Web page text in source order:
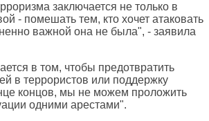
заключается не только в
- помешать тем, кто хочет атаковать
важной она не была", - заявила
в том, чтобы предотвратить
в террористов или поддержку
концов, мы не можем проложить
одними арестами".